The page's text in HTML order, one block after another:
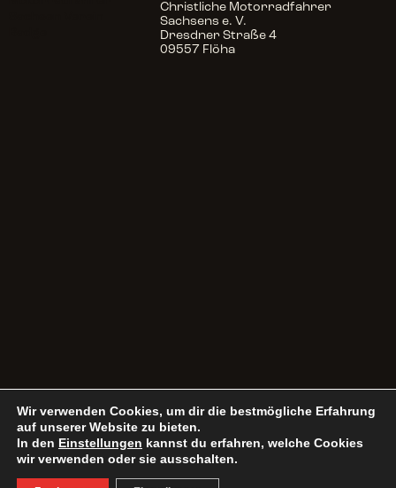
Christliche Motorradfahrer
Sachsens e. V.
Dresdner Straße 4
09557 Flöha
Wir verwenden Cookies, um dir die bestmögliche Erfahrung
auf unserer Website zu bieten.
In den Einstellungen kannst du erfahren, welche Cookies
wir verwenden oder sie ausschalten.